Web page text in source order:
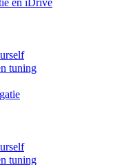
tuning
tuning